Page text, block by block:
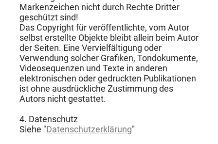
Markenzeichen nicht durch Rechte Dritter
geschützt sind!
Das Copyright für veröffentlichte, vom Autor
selbst erstellte Objekte bleibt allein beim Autor
der Seiten. Eine Vervielfältigung oder
Verwendung solcher Grafiken, Tondokumente,
Videosequenzen und Texte in anderen
elektronischen oder gedruckten Publikationen
ist ohne ausdrückliche Zustimmung des
Autors nicht gestattet.
4. Datenschutz
Siehe "Datenschutzerklärung"